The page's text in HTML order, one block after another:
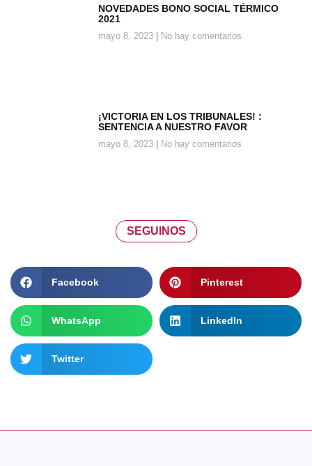
NOVEDADES BONO SOCIAL TÉRMICO
2021
mayo 8, 2023 No hay comentarios
¡VICTORIA EN LOS TRIBUNALES! :
SENTENCIA A NUESTRO FAVOR
mayo 8, 2023 No hay comentarios
SEGUINOS
Facebook Pinterest
WhatsApp LinkedIn
Twitter